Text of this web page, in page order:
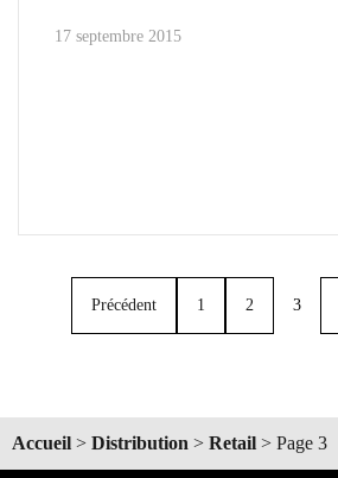
17 septembre 2015
Précédent 1 2 3
Accueil > Distribution > Retail > Page 3